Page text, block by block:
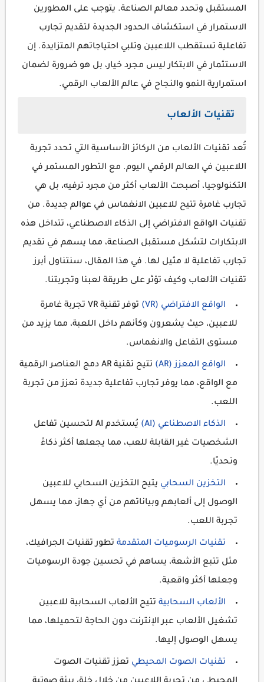
المستقبل وتحدد معالم الصناعة. يتوجب على المطورين
الاستمرار في استكشاف الحدود الجديدة لتقديم تجارب
تفاعلية تستقطب اللاعبين وتلبي احتياجاتهم المتزايدة. إن
الاستثمار في الابتكار ليس مجرد خيار، بل هو ضرورة لضمان
استمرارية النمو والنجاح في عالم الألعاب الرقمي.
تقنيات الألعاب
تُعد تقنيات الألعاب من الركائز الأساسية التي تحدد تجربة
اللاعبين في العالم الرقمي اليوم. مع التطور المستمر في
التكنولوجيا، أصبحت الألعاب أكثر من مجرد ترفيه، بل هي
تجارب غامرة تتيح للاعبين الانغماس في عوالم جديدة. من
تقنيات الواقع الافتراضي إلى الذكاء الاصطناعي، تتداخل هذه
الابتكارات لتشكل مستقبل الصناعة، مما يسهم في تقديم
تجارب تفاعلية لا مثيل لها. في هذا المقال، سنتناول أبرز
تقنيات الألعاب وكيف تؤثر على طريقة لعبنا وتجربتنا.
الواقع الافتراضي (VR)
توفر تقنية VR تجربة غامرة
للاعبين، حيث يشعرون وكأنهم داخل اللعبة، مما يزيد من
مستوى التفاعل والانغماس.
الواقع المعزز (AR)
تتيح تقنية AR دمج العناصر الرقمية
مع الواقع، مما يوفر تجارب تفاعلية جديدة تعزز من تجربة
اللعب.
الذكاء الاصطناعي (AI)
يُستخدم AI لتحسين تفاعل
الشخصيات غير القابلة للعب، مما يجعلها أكثر ذكاءً
وتحديًا.
التخزين السحابي يتيح التخزين السحابي للاعبين
الوصول إلى ألعابهم وبياناتهم من أي جهاز، مما يسهل
تجربة اللعب.
تقنيات الرسوميات المتقدمةتطور تقنيات الجرافيك،
مثل تتبع الأشعة، يساهم في تحسين جودة الرسوميات
وجعلها أكثر واقعية.
الألعاب السحابيةتتيح الألعاب السحابية للاعبين
تشغيل الألعاب عبر الإنترنت دون الحاجة لتحميلها، مما
يسهل الوصول إليها.
تقنيات الصوت المحيطي تعزز تقنيات الصوت